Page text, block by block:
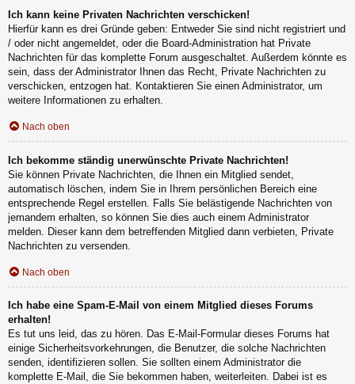
Ich kann keine Privaten Nachrichten verschicken!
Hierfür kann es drei Gründe geben: Entweder Sie sind nicht registriert und
/ oder nicht angemeldet, oder die Board-Administration hat Private
Nachrichten für das komplette Forum ausgeschaltet. Außerdem könnte es
sein, dass der Administrator Ihnen das Recht, Private Nachrichten zu
verschicken, entzogen hat. Kontaktieren Sie einen Administrator, um
weitere Informationen zu erhalten.
Nach oben
Ich bekomme ständig unerwünschte Private Nachrichten!
Sie können Private Nachrichten, die Ihnen ein Mitglied sendet,
automatisch löschen, indem Sie in Ihrem persönlichen Bereich eine
entsprechende Regel erstellen. Falls Sie belästigende Nachrichten von
jemandem erhalten, so können Sie dies auch einem Administrator
melden. Dieser kann dem betreffenden Mitglied dann verbieten, Private
Nachrichten zu versenden.
Nach oben
Ich habe eine Spam-E-Mail von einem Mitglied dieses Forums
erhalten!
Es tut uns leid, das zu hören. Das E-Mail-Formular dieses Forums hat
einige Sicherheitsvorkehrungen, die Benutzer, die solche Nachrichten
senden, identifizieren sollen. Sie sollten einem Administrator die
komplette E-Mail, die Sie bekommen haben, weiterleiten. Dabei ist es